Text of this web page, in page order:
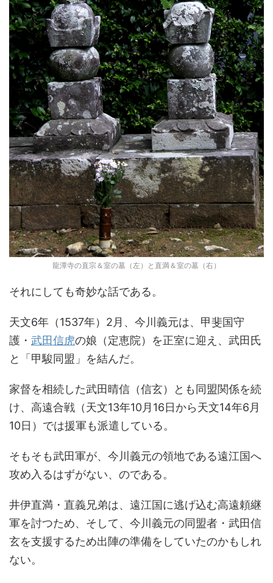
龍潭寺の直宗＆室の墓（左）と直満＆室の墓（右）
それにしても奇妙な話である。
天文6年（1537年）2月、今川義元は、甲斐国守
護・ 武田信虎の娘（定恵院）を正室に迎え、武田氏
と「甲駿同盟」を結んだ。
家督を相続した武田晴信（信玄）とも同盟関係を続
け、高遠合戦（天文13年10月16日から天文14年6月
10日）では援軍も派遣している。
そもそも武田軍が、今川義元の領地である遠江国へ
攻め入るはずがない、のである。
井伊直満・直義兄弟は、遠江国に逃げ込む高遠頼継
軍を討つため、そして、今川義元の同盟者・武田信
玄を支援するため出陣の準備をしていたのかもしれ
ない。